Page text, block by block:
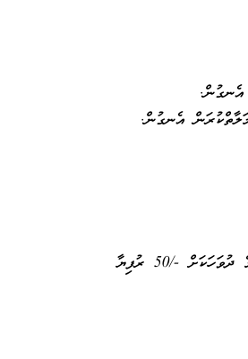
އެނގުން.
-/50 ރުފިޔާ